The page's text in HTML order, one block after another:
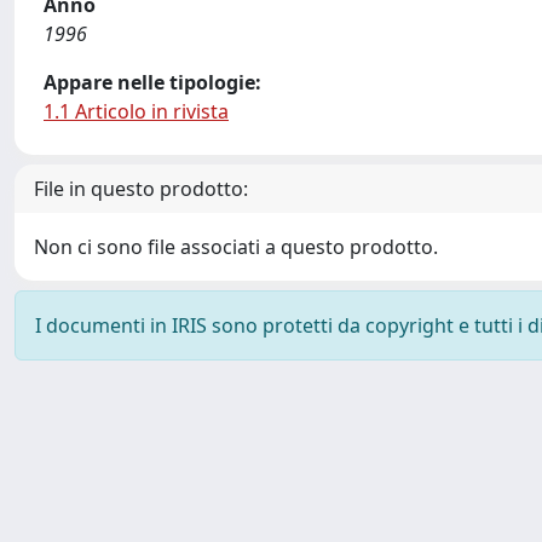
1996
Appare nelle tipologie:
1.1 Articolo in rivista
File in questo prodotto:
Non ci sono file associati a questo prodotto.
I documenti in IRIS sono protetti da copyright e tutti i